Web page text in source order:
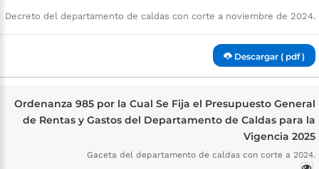
Decreto del departamento de caldas con corte a noviembre de 2024.
Descargar ( pdf )
Ordenanza 985 por la Cual Se Fija el Presupuesto General
de Rentas y Gastos del Departamento de Caldas para la
Vigencia 2025
Gaceta del departamento de caldas con corte a 2024.